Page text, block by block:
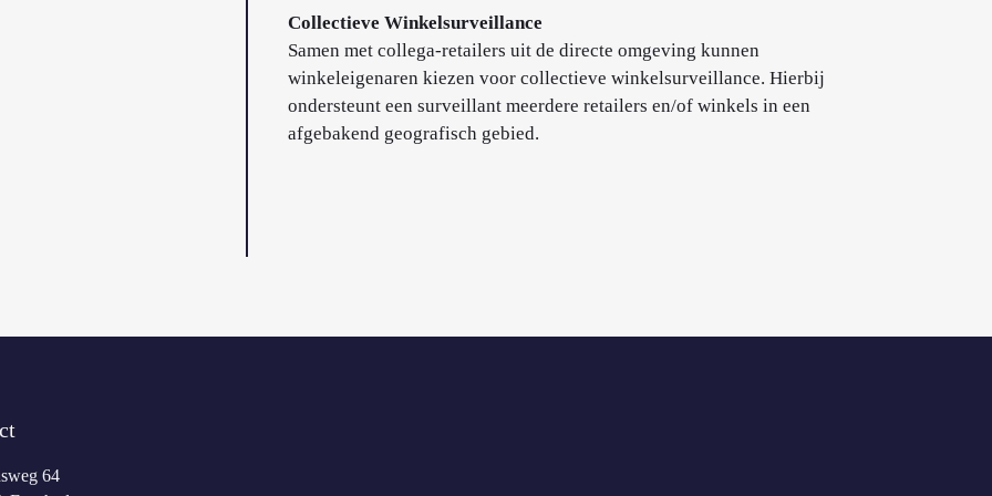
Collectieve Winkelsurveillance
Samen met collega-retailers uit de directe omgeving kunnen
winkeleigenaren kiezen voor collectieve winkelsurveillance. Hierbij
ondersteunt een surveillant meerdere retailers en/of winkels in een
afgebakend geografisch gebied.
64